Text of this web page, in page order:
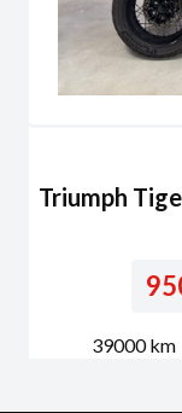
Triumph
39000km